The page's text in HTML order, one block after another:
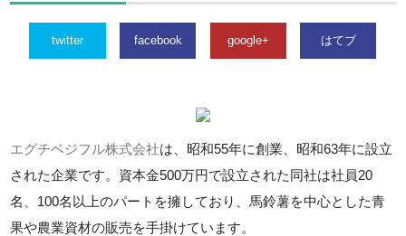
twitter facebook google+ はてブ
エグチベジフル株式会社は、昭和55年に創業、昭和63年に設立
された企業です。資本金500万円で設立された同社は社員20
名、100名以上のパートを擁しており、馬鈴薯を中心とした青
果や農業資材の販売を手掛けています。